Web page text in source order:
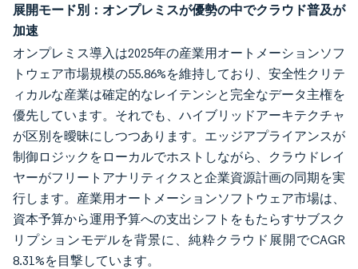
展開モード別：オンプレミスが優勢の中でクラウド普及が
加速
オンプレミス導入は2025年の産業用オートメーションソフ
トウェア市場規模の55.86%を維持しており、安全性クリテ
ィカルな産業は確定的なレイテンシと完全なデータ主権を
優先しています。それでも、ハイブリッドアーキテクチャ
が区別を曖昧にしつつあります。エッジアプライアンスが
制御ロジックをローカルでホストしながら、クラウドレイ
ヤーがフリートアナリティクスと企業資源計画の同期を実
行します。産業用オートメーションソフトウェア市場は、
資本予算から運用予算への支出シフトをもたらすサブスク
リプションモデルを背景に、純粋クラウド展開でCAGR
8.31%を目撃しています。